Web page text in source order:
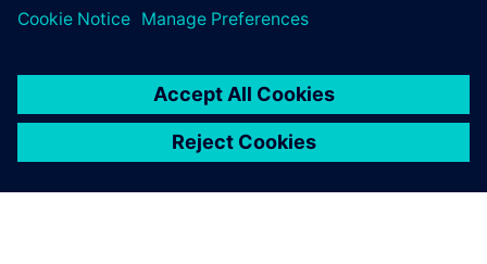
시 프레젠테이션을 할 수 있습
니다. 또한 스프레드시트 계
산을 사용하는 것에 비해 다양